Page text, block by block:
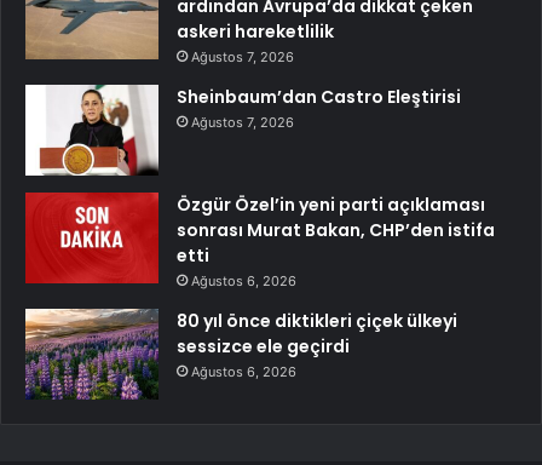
ardından Avrupa’da dikkat çeken
askeri hareketlilik
Ağustos 7, 2026
Sheinbaum’dan Castro Eleştirisi
Ağustos 7, 2026
Özgür Özel’in yeni parti açıklaması
sonrası Murat Bakan, CHP’den istifa
etti
Ağustos 6, 2026
80 yıl önce diktikleri çiçek ülkeyi
sessizce ele geçirdi
Ağustos 6, 2026